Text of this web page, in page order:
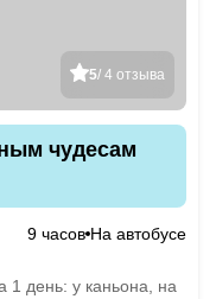
5/ 4 отзыва
чудесам
9 часов На автобусе
1 день: у каньона, на